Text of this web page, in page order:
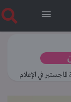
في الإعلام